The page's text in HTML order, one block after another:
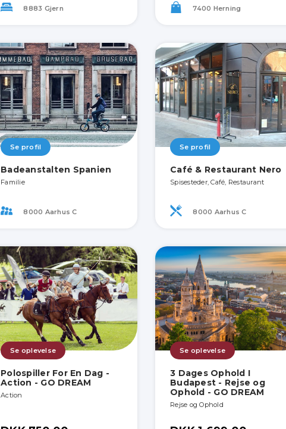
8883 Gjern 7400 Herning
Se profil
Badeanstalten Spanien
Familie
8000 Aarhus C
Se profil
Café & Restaurant Nero
Spisesteder, Café, Restaurant
8000 Aarhus C
Se oplevelse
Polospiller For En Dag -
Action - GO DREAM
Action
Se oplevelse
3 Dages Ophold I
Budapest - Rejse og
Ophold - GO DREAM
Rejse og Ophold